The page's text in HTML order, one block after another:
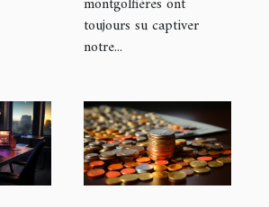
toujours su captiver
notre...